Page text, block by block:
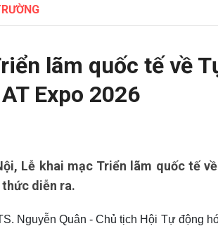
lãm quốc tế về
Expo 2026
Lễ khai mạc Triển lãm quốc tế
thức diễn ra.
Nguyễn Quân - Chủ tịch Hội Tự động